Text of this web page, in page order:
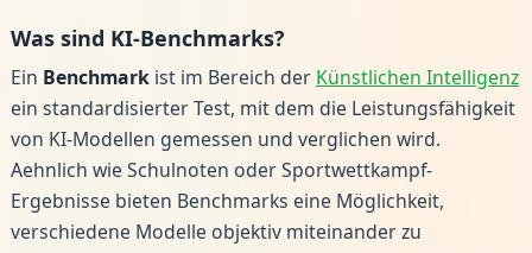
Was sind KI-Benchmarks?
Ein Benchmarkist im Bereich der Künstlichen Intelligenz
ein standardisierter Test, mit dem die Leistungsfähigkeit
von KI-Modellen gemessen und verglichen wird.
Aehnlich wie Schulnoten oder Sportwettkampf-
Ergebnisse bieten Benchmarks eine Möglichkeit,
verschiedene Modelle objektiv miteinander zu